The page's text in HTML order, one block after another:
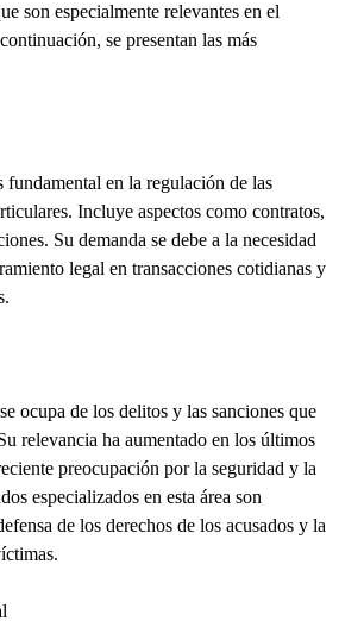
son especialmente relevantes en el
se presentan las más
fundamental en la regulación de las
Incluye aspectos como contratos,
Su demanda se debe a la necesidad
legal en transacciones cotidianas y
ocupa de los delitos y las sanciones que
relevancia ha aumentado en los últimos
preocupación por la seguridad y la
especializados en esta área son
de los derechos de los acusados y la